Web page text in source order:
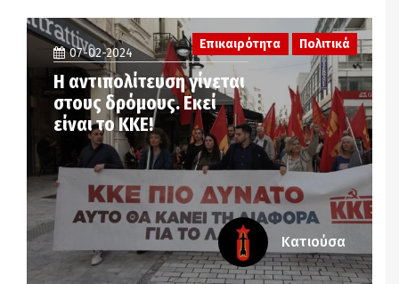
07-02-2024
Η αντιπολίτευση γίνεται
στους δρόμους. Εκεί
είναι το ΚΚΕ!
Επικαιρότητα Πολιτικά
Κατιούσα